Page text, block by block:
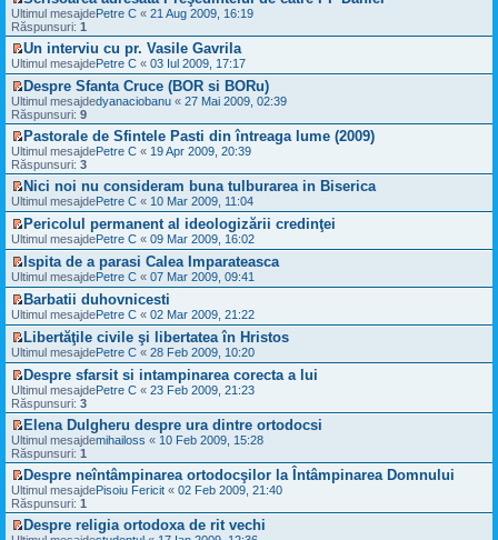
c
i
t
i
t
a
j
n
e
c
i
t
i
t
l
m
e
s
a
j
n
e
c
i
t
i
t
i
m
u
l
m
e
s
a
j
n
e
c
i
t
i
t
i
u
l
t
i
m
u
l
m
e
s
a
j
n
e
c
t
i
t
V
e
z
i
u
l
t
i
m
u
l
m
e
s
a
j
n
e
c
t
i
t
Ultimul mesajdePetre C « 21 Aug 2009, 16:19
Răspunsuri: 1
V
e
z
i
u
l
t
i
m
u
l
m
e
s
a
j
n
e
c
i
t
i
t
Un interviu cu pr. Vasile Gavrila
Ultimul mesajdePetre C « 03 Iul 2009, 17:17
V
e
z
u
l
t
i
m
u
l
m
e
s
a
j
n
e
c
i
t
i
t
Despre Sfanta Cruce (BOR si BORu)
Ultimul mesajdedyanaciobanu « 27 Mai 2009, 02:39
Răspunsuri: 9
V
e
z
u
l
t
i
m
u
l
m
e
s
a
j
n
e
c
i
t
i
t
Pastorale de Sfintele Pasti din întreaga lume (2009)
Ultimul mesajdePetre C « 19 Apr 2009, 20:39
Răspunsuri: 3
V
e
z
i
u
l
t
i
m
u
l
m
e
s
a
j
n
e
c
i
t
i
t
Nici noi nu consideram buna tulburarea in Biserica
Ultimul mesajdePetre C « 10 Mar 2009, 11:04
V
e
z
i
u
l
t
i
m
u
l
m
e
s
a
j
n
e
c
i
t
i
t
Pericolul permanent al ideologizării credinţei
Ultimul mesajdePetre C « 09 Mar 2009, 16:02
V
e
z
i
u
l
t
i
m
u
l
m
e
s
a
j
n
e
c
Ispita de a parasi Calea Imparateasca
Ultimul mesajdePetre C « 07 Mar 2009, 09:41
V
e
z
i
u
l
t
i
m
u
l
m
e
s
a
j
n
Barbatii duhovnicesti
Ultimul mesajdePetre C « 02 Mar 2009, 21:22
V
e
z
i
u
l
t
i
m
u
l
m
e
s
a
Libertăţile civile şi libertatea în Hristos
Ultimul mesajdePetre C « 28 Feb 2009, 10:20
V
e
z
u
l
t
i
m
u
l
m
Despre sfarsit si intampinarea corecta a lui
Ultimul mesajdePetre C « 23 Feb 2009, 21:23
Răspunsuri: 3
V
e
z
u
l
t
i
Elena Dulgheru despre ura dintre ortodocsi
Ultimul mesajdemihailoss « 10 Feb 2009, 15:28
Răspunsuri: 1
V
e
z
Despre neîntâmpinarea ortodocşilor la Întâmpinarea Domnului
Ultimul mesajdePisoiu Fericit « 02 Feb 2009, 21:40
Răspunsuri: 1
V
Despre religia ortodoxa de rit vechi